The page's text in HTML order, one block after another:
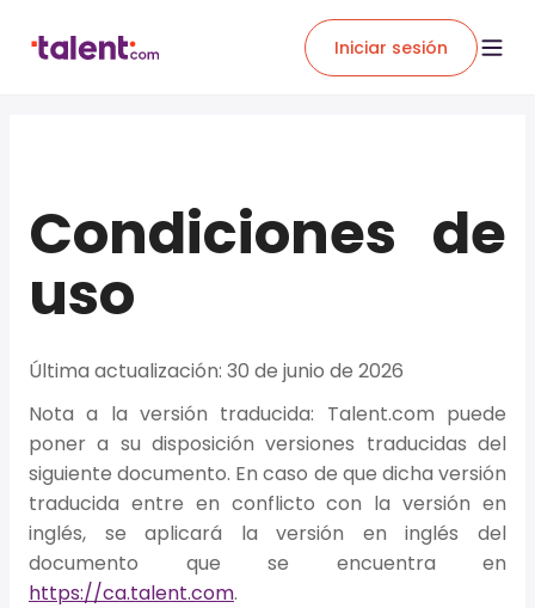
Iniciar sesión
Condiciones de
uso
Última actualización: 30 de junio de 2026
Nota a la versión traducida: Talent.com puede
poner a su disposición versiones traducidas del
siguiente documento. En caso de que dicha versión
traducida entre en conflicto con la versión en
inglés, se aplicará la versión en inglés del
documento que se encuentra en
https://ca.talent.com.